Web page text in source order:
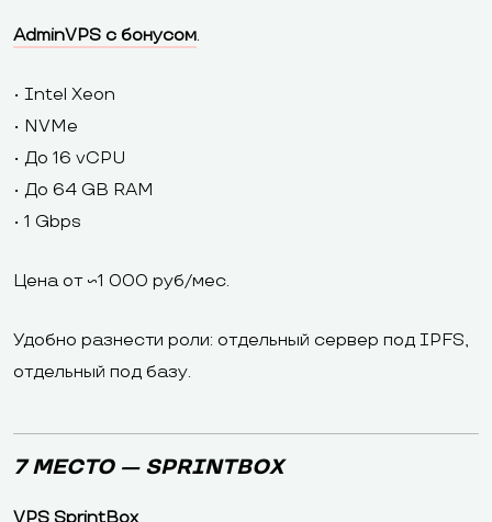
AdminVPS с бонусом.
• Intel Xeon
• NVMe
• До 16 vCPU
• До 64 GB RAM
• 1 Gbps
Цена от ~1 000 руб/мес.
Удобно разнести роли: отдельный сервер под IPFS,
отдельный под базу.
7 МЕСТО — SPRINTBOX